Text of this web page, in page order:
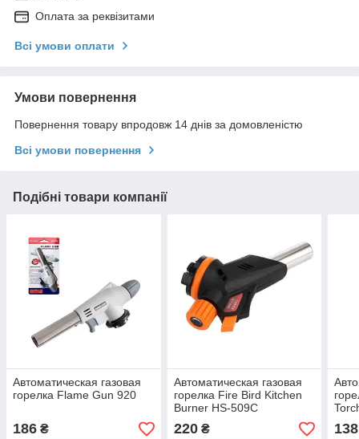
Оплата за реквізитами
Всі умови оплати
Умови повернення
Повернення товару впродовж 14 днів за домовленістю
Всі умови повернення
Подібні товари компанії
Автоматическая газовая
горелка Flame Gun 920
186 ₴
Автоматическая газовая
горелка Fire Bird Kitchen
Burner HS-509C
220₴ 138